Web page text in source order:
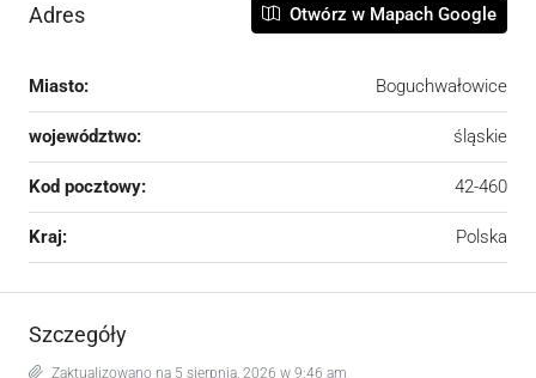
Adres Otwórz w Mapach Google
Miasto: Boguchwałowice
województwo: śląskie
Kod pocztowy: 42-460
Kraj: Polska
Szczegóły
Zaktualizowano na 5 sierpnia, 2026 w 9:46 am